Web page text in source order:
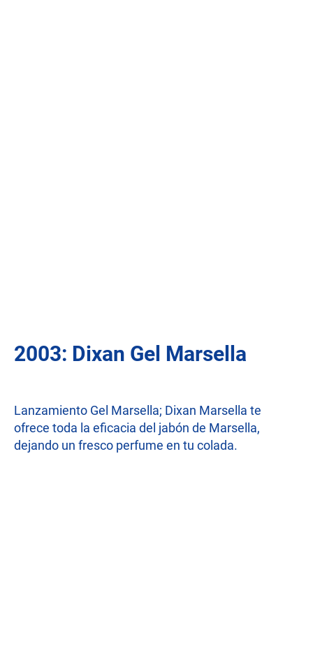
2003: Dixan Gel Marsella
Lanzamiento Gel Marsella; Dixan Marsella te
ofrece toda la eficacia del jabón de Marsella,
dejando un fresco perfume en tu colada.